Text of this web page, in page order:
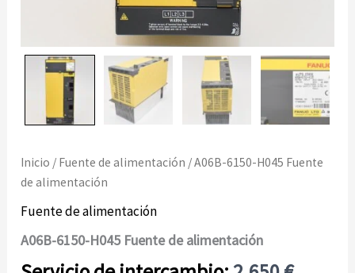
Inicio / Fuente de alimentación / A06B-6150-H045 Fuente
de alimentación
Fuente de alimentación
A06B-6150-H045 Fuente de alimentación